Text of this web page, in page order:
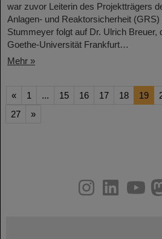
war zuvor Leiterin des Projektträgers
Anlagen- und Reaktorsicherheit
Stummeyer folgt auf Dr. Ulrich Breuer,
Goethe-Universität Frankfurt…
Mehr »
« 1 ... 15 16 17 18 19
27
»
youtube
helmholtz.social
facebook